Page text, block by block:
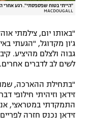
"הייתי בטוח שפספסתי". רגע אחרי
MACDOUGALL
"באותו יום, צילמתי
ג'ון מקדוגל, "הגעתי
גבוה ולצלם מהיציע.
לשים לב לדברים אחרים.
"בתחילת ההארכה,
זידאן וזיהיתי חילופי
התמקדתי במטראצי,
זידאן נכנס חזרה